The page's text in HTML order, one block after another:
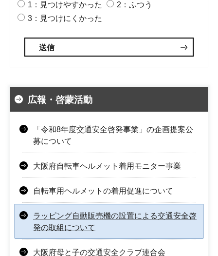
1：見つけやすかった
2：ふつう
3：見つけにくかった
広報・啓蒙活動
「令和8年度交通安全啓発事業」の企画提案公
募について
大阪府自転車ヘルメット着用モニター事業
自転車用ヘルメットの着用促進について
ラッピング自動販売機の設置による交通安全啓
発の取組について
大阪府母と子の交通安全クラブ連合会